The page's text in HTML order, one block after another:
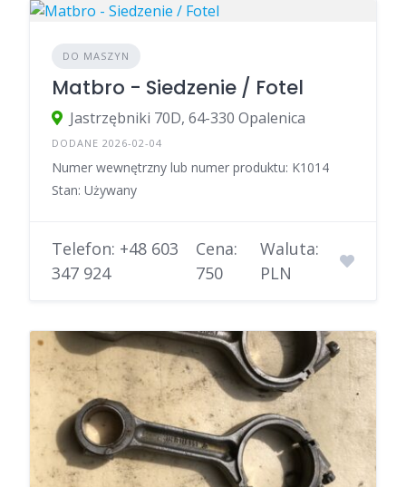
DO MASZYN
Matbro - Siedzenie / Fotel
Jastrzębniki 70D, 64-330 Opalenica
DODANE 2026-02-04
Numer wewnętrzny lub numer produktu: K1014
Stan: Używany
Telefon: +48 603
347 924
Cena:
750
Waluta:
PLN